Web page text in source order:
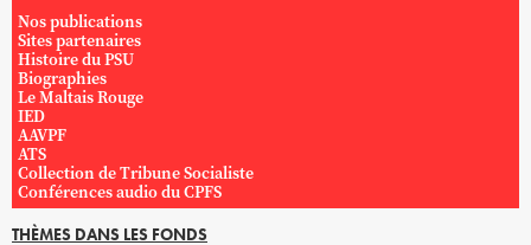
Nos publications
Sites partenaires
Histoire du PSU
Biographies
Le Maltais Rouge
IED
AAVPF
ATS
Collection de Tribune Socialiste
Conférences audio du CPFS
THÈMES DANS LES FONDS